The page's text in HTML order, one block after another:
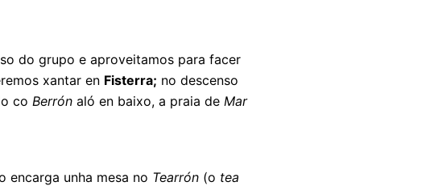
do grupo e aproveitamos para facer
xantar en Fisterra; no descenso
co Berrón aló en baixo, a praia de Mar
encarga unha mesa no Tearrón (o tea